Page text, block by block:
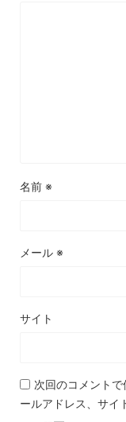
名前 ※
メール ※
サイト
次回のコメント
ールアドレス、サイ